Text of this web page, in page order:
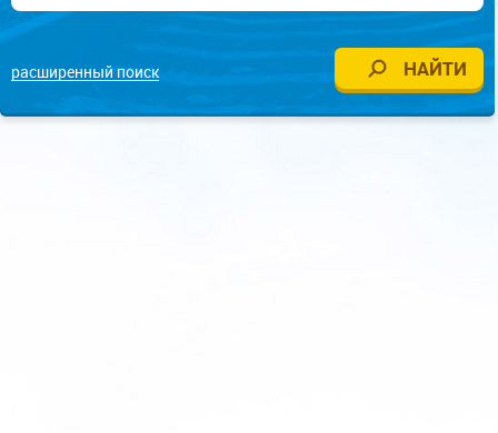
расширенный поиск